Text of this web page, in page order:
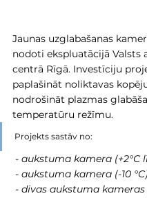
Jaunas uzglabašanas
nodoti ekspluatācijā Valsts
centrā Rīgā. Investīciju
paplašināt noliktavas
nodrošināt plazmas
temperatūru režīmu.
Projekts sastāv no:
- aukstuma kamera (+2°C
- aukstuma kamera (-10
- divas aukstuma kameras